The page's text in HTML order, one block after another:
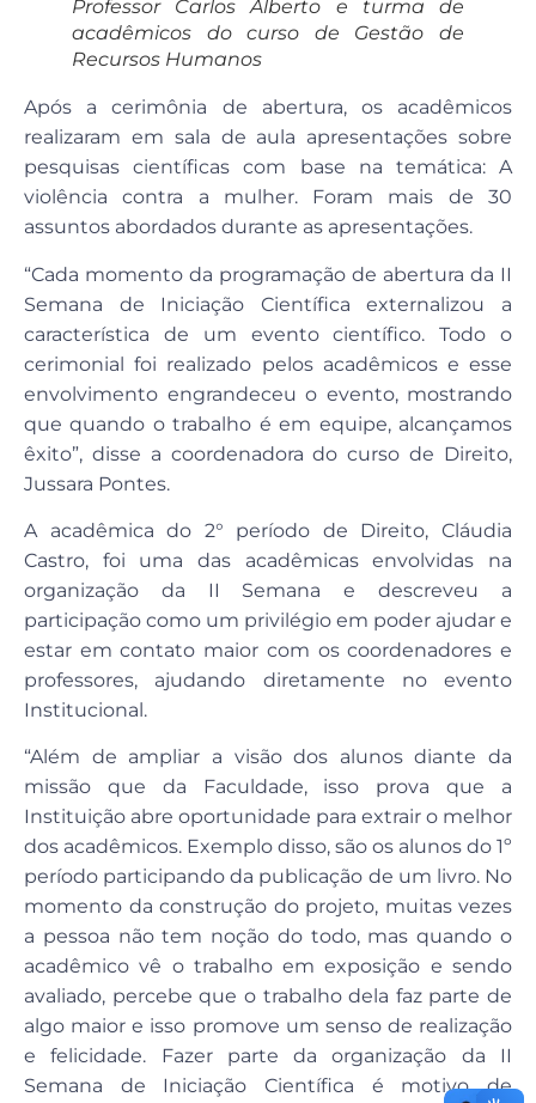
Professor Carlos Alberto e turma de
acadêmicos do curso de Gestão de
Recursos Humanos
Após a cerimônia de abertura, os acadêmicos
realizaram em sala de aula apresentações sobre
pesquisas científicas com base na temática: A
violência contra a mulher. Foram mais de 30
assuntos abordados durante as apresentações.
“Cada momento da programação de abertura da II
Semana de Iniciação Científica externalizou a
característica de um evento científico. Todo o
cerimonial foi realizado pelos acadêmicos e esse
envolvimento engrandeceu o evento, mostrando
que quando o trabalho é em equipe, alcançamos
êxito”, disse a coordenadora do curso de Direito,
Jussara Pontes.
A acadêmica do 2° período de Direito, Cláudia
Castro, foi uma das acadêmicas envolvidas na
organização da II Semana e descreveu a
participação como um privilégio em poder ajudar e
estar em contato maior com os coordenadores e
professores, ajudando diretamente no evento
Institucional.
“Além de ampliar a visão dos alunos diante da
missão que da Faculdade, isso prova que a
Instituição abre oportunidade para extrair o melhor
dos acadêmicos. Exemplo disso, são os alunos do 1º
período participando da publicação de um livro. No
momento da construção do projeto, muitas vezes
a pessoa não tem noção do todo, mas quando o
acadêmico vê o trabalho em exposição e sendo
avaliado, percebe que o trabalho dela faz parte de
algo maior e isso promove um senso de realização
e felicidade. Fazer parte da organização da II
Semana de Iniciação Científica é motivo de